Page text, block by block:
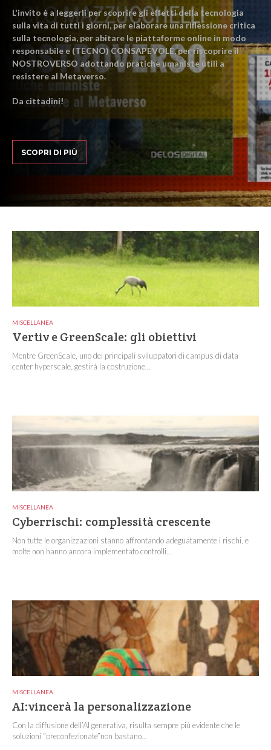
L'invito è a leggerli per scoprire gli effetti della tecnologia
sulla vita di tutti i giorni, per elaborare una riflessione critica
sulla tecnologia, per abitare le piattaforme online in modo
responsabile e (TECNO) CONSAPEVOLE, per riscoprire il
NOSTROVERSO adottando pratiche umaniste utili a
resistere al Metaverso.
Da cittadini!
SCOPRI DI PIÙ
MISCELLANEA
Vertiv e GreenScale: gli obiettivi
Mentre GreenScale, uno dei principali sviluppatori di campus di data
center hyperscale, gestirà la costruzione...
MISCELLANEA
Cyberrischi: complessità crescente
Non tutte le organizzazioni stanno affrontando adeguatamente i rischi, e
molte non hanno ancora implementato controlli...
MISCELLANEA
AI:vincerà la personalizzazione
Con la diffusione dell’AI generativa, risulta sempre più evidente che le
soluzioni “preconfezionate”non bastano...